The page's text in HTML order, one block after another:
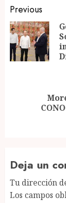
Post
Previous
Deja un
Tu dirección
Los campos